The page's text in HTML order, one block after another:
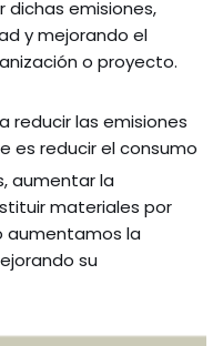
dichas emisiones,
y mejorando el
o proyecto.
reducir las emisiones
es reducir el consumo
aumentar la
materiales por
aumentamos la
su